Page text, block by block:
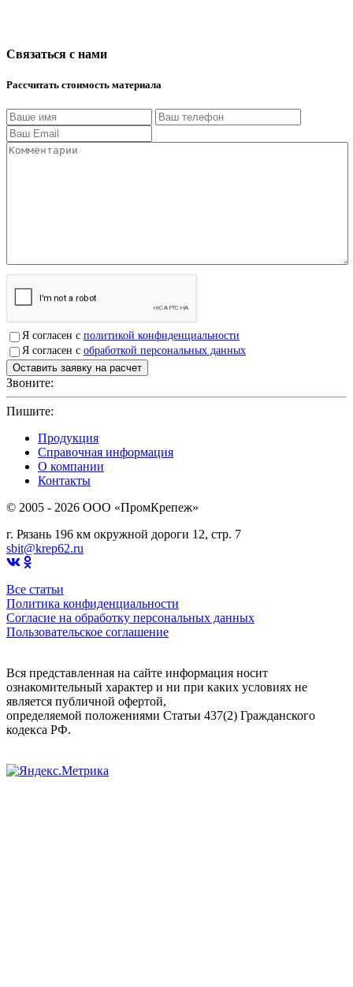
Связаться с нами
Рассчитать стоимость материала
Я согласен с политикой конфиденциальности
Я согласен с обработкой персональных данных
Звоните:
Пишите:
Продукция
Справочная информация
О компании
Контакты
© 2005 - 2026 OOO «ПромКрепеж»
г. Рязань 196 км окружной дороги 12, стр. 7
sbit@krep62.ru
Все статьи
Политика конфиденциальности
Согласие на обработку персональных данных
Пользовательское соглашение
Вся представленная на сайте информация носит
ознакомительный характер и ни при каких условиях не
является публичной офертой,
определяемой положениями Статьи 437(2) Гражданского
кодекса РФ.